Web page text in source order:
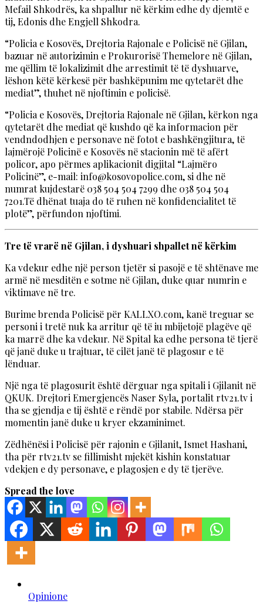
Mefail Shkodrës, ka shpallur në kërkim edhe dy djemtë e
tij, Edonis dhe Engjell Shkodra.
“Policia e Kosovës, Drejtoria Rajonale e Policisë në Gjilan,
bazuar në autorizimin e Prokurorisë Themelore në Gjilan,
me qëllim të lokalizimit dhe arrestimit të të dyshuarve,
lëshon këtë kërkesë për bashkëpunim me qytetarët dhe
mediat”, thuhet në njoftimin e policisë.
“Policia e Kosovës, Drejtoria Rajonale në Gjilan, kërkon nga
qytetarët dhe mediat që kushdo që ka informacion për
vendndodhjen e personave në fotot e bashkëngjitura, të
lajmërojë Policinë e Kosovës në stacionin më të afërt
policor, apo përmes aplikacionit digjital “Lajmëro
Policinë”, e-mail: info@kosovopolice.com, si dhe në
numrat kujdestarë 038 504 504 7299 dhe 038 504 504
7201.Të dhënat tuaja do të ruhen në konfidencialitet të
plotë”, përfundon njoftimi.
Tre të vrarë në Gjilan, i dyshuari shpallet në kërkim
Ka vdekur edhe një person tjetër si pasojë e të shtënave me
armë në mesditën e sotme në Gjilan, duke quar numrin e
viktimave në tre.
Burime brenda Policisë për KALLXO.com, kanë treguar se
personi i tretë nuk ka arritur që të iu mbijetojë plagëve që
ka marrë dhe ka vdekur. Në Spital ka edhe persona të tjerë
që janë duke u trajtuar, të cilët janë të plagosur e të
lënduar.
Një nga të plagosurit është dërguar nga spitali i Gjilanit në
QKUK. Drejtori Emergjencës Naser Syla, portalit rtv21.tv i
tha se gjendja e tij është e rëndë por stabile. Ndërsa për
momentin janë duke u kryer ekzaminimet.
Zëdhënësi i Policisë për rajonin e Gjilanit, Ismet Hashani,
tha për rtv21.tv se fillimisht mjekët kishin konstatuar
vdekjen e dy personave, e plagosjen e dy të tjerëve.
Spread the love
Opinione